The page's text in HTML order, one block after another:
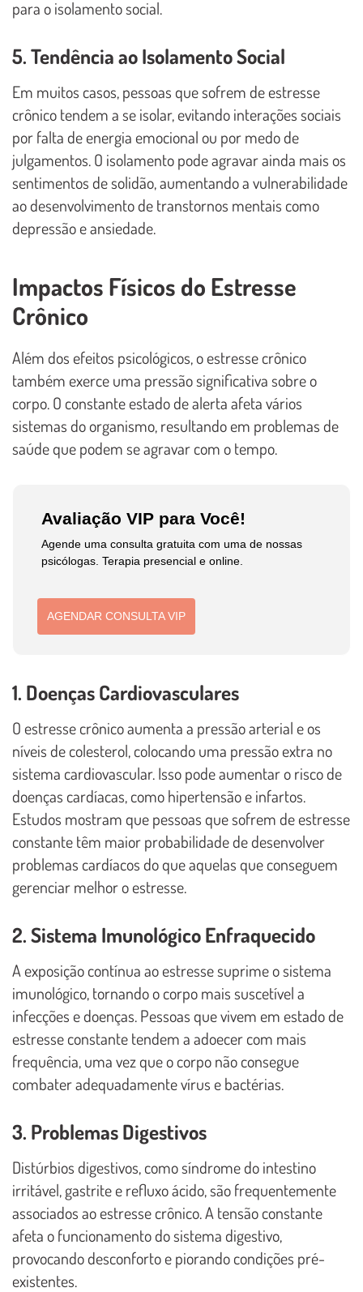
para o isolamento social.
5. Tendência ao Isolamento Social
Em muitos casos, pessoas que sofrem de estresse
crônico tendem a se isolar, evitando interações sociais
por falta de energia emocional ou por medo de
julgamentos. O isolamento pode agravar ainda mais os
sentimentos de solidão, aumentando a vulnerabilidade
ao desenvolvimento de transtornos mentais como
depressão e ansiedade.
Impactos Físicos do Estresse
Crônico
Além dos efeitos psicológicos, o estresse crônico
também exerce uma pressão significativa sobre o
corpo. O constante estado de alerta afeta vários
sistemas do organismo, resultando em problemas de
saúde que podem se agravar com o tempo.
Avaliação VIP para Você!
Agende uma consulta gratuita com uma de nossas
psicólogas. Terapia presencial e online.
AGENDAR CONSULTA VIP
1. Doenças Cardiovasculares
O estresse crônico aumenta a pressão arterial e os
níveis de colesterol, colocando uma pressão extra no
sistema cardiovascular. Isso pode aumentar o risco de
doenças cardíacas, como hipertensão e infartos.
Estudos mostram que pessoas que sofrem de estresse
constante têm maior probabilidade de desenvolver
problemas cardíacos do que aquelas que conseguem
gerenciar melhor o estresse.
2. Sistema Imunológico Enfraquecido
A exposição contínua ao estresse suprime o sistema
imunológico, tornando o corpo mais suscetível a
infecções e doenças. Pessoas que vivem em estado de
estresse constante tendem a adoecer com mais
frequência, uma vez que o corpo não consegue
combater adequadamente vírus e bactérias.
3. Problemas Digestivos
Distúrbios digestivos, como síndrome do intestino
irritável, gastrite e refluxo ácido, são frequentemente
associados ao estresse crônico. A tensão constante
afeta o funcionamento do sistema digestivo,
provocando desconforto e piorando condições pré-
existentes.